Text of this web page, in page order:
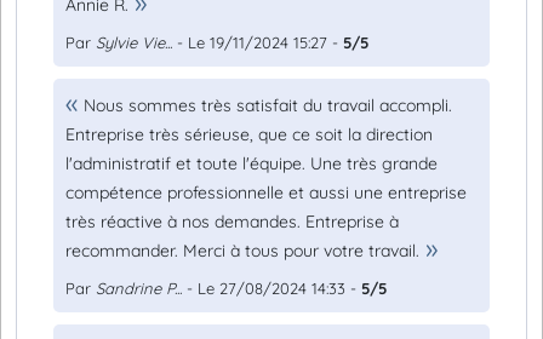
Annie R.
Par Sylvie Vie... - Le 19/11/2024 15:27 - 5/5
Nous sommes très satisfait du travail accompli.
Entreprise très sérieuse, que ce soit la direction
l'administratif et toute l'équipe. Une très grande
compétence professionnelle et aussi une entreprise
très réactive à nos demandes. Entreprise à
recommander. Merci à tous pour votre travail.
Par Sandrine P... - Le 27/08/2024 14:33 - 5/5